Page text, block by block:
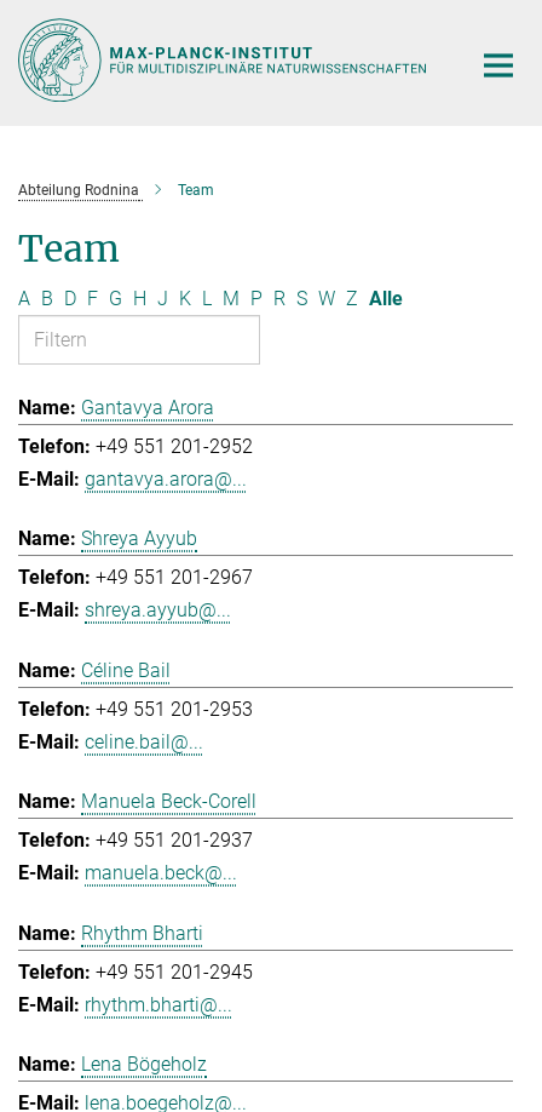
Hauptinhalt
Abteilung Rodnina Team
Team
A B D F G H J K L M P R S W Z Alle
Gantavya Arora
+49 551 201-2952
gantavya.arora@...
Shreya Ayyub
+49 551 201-2967
shreya.ayyub@...
Céline Bail
+49 551 201-2953
celine.bail@...
Manuela Beck-Corell
+49 551 201-2937
manuela.beck@...
Rhythm Bharti
+49 551 201-2945
rhythm.bharti@...
Lena Bögeholz
lena.boegeholz@...